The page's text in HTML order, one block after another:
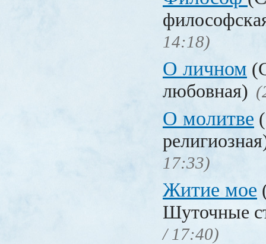
14:18)
О личном
любовная)
О молитве
17:33)
Житие мое
Шуточные
/ 17:40)